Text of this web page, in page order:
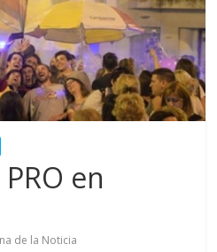
en
de la Noticia